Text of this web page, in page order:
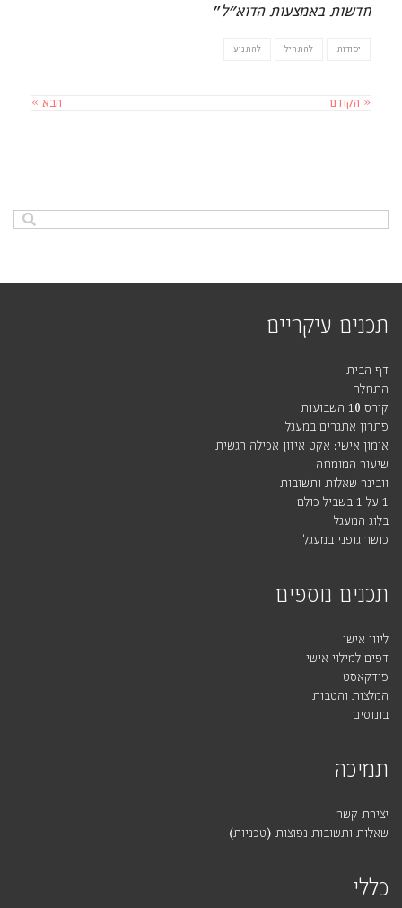
חדשות באמצעות הדוא"ל"
יסודות להתחיל להתניע
« הקודם הבא »
תכנים עיקריים
דף הבית
התחלה
קורס 10 השבועות
פתרון אתגרים במעגל
אימון אישי: אקט איזון אכילה רגשית
שיעור המומחה
וובינר שאלות ותשובות
1 על 1 בשביל כולם
בלוג המעגל
כושר גופני במעגל
תכנים נוספים
ליווי אישי
דפים למילוי אישי
פודקאסט
המלצות והטבות
בונוסים
תמיכה
יצירת קשר
שאלות ותשובות נפוצות (טכניות)
כללי